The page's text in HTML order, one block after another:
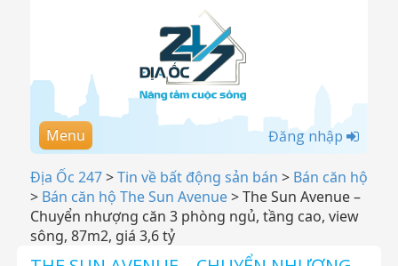
Menu Đăng nhập
Địa Ốc 247>Tin về bất động sản bán > Bán căn hộ
> Bán căn hộ The Sun Avenue>The Sun Avenue –
Chuyển nhượng căn 3 phòng ngủ, tầng cao, view
sông, 87m2, giá 3,6 tỷ